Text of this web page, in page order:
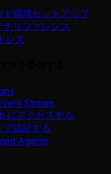
ド環境セットアップ
ナリファレンス
レス
Stream
にアクセスする
で認証する
Agents